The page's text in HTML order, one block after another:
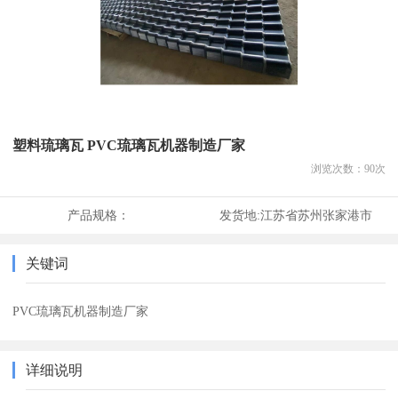
塑料琉璃瓦 PVC琉璃瓦机器制造厂家
浏览次数： 90次
产品规格： 发货地:江苏省苏州张家港市
关键词
PVC琉璃瓦机器制造厂家
详细说明